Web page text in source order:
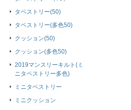
タペストリー(50)
タペストリー(多色50)
クッション(50)
クッション(多色50)
2019マンスリーキルト(ミ
ニタペストリー多色)
ミニタペストリー
ミニクッション